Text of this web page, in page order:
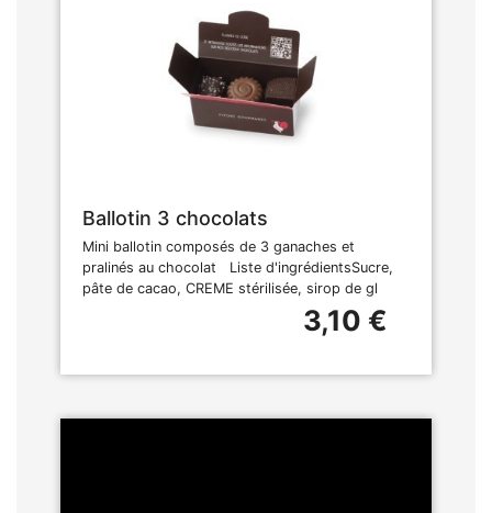
Ballotin 3 chocolats
Mini ballotin composés de 3 ganaches et
pralinés au chocolat Liste d'ingrédientsSucre,
pâte de cacao, CREME stérilisée, sirop de gl
3,10 €